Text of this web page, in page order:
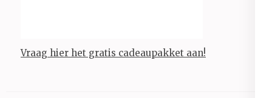
Vraag hier het gratis cadeaupakket aan!